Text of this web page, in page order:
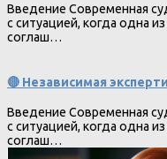
Введение Современная
с ситуацией, когда одна
соглаш…
🔴 Независимая
Введение Современная
с ситуацией, когда одна
соглаш…